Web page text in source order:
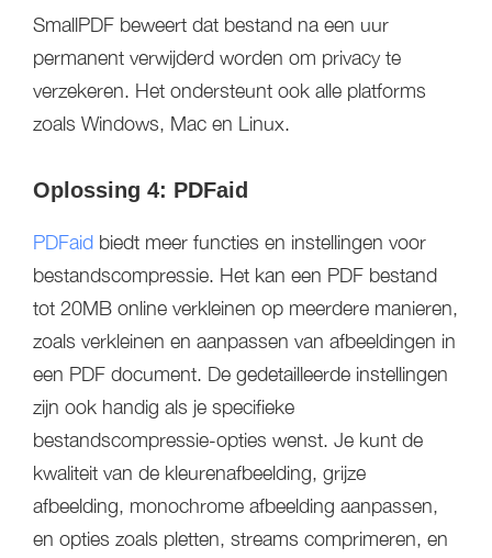
SmallPDF beweert dat bestand na een uur
permanent verwijderd worden om privacy te
verzekeren. Het ondersteunt ook alle platforms
zoals Windows, Mac en Linux.
Oplossing 4: PDFaid
PDFaid biedt meer functies en instellingen voor
bestandscompressie. Het kan een PDF bestand
tot 20MB online verkleinen op meerdere manieren,
zoals verkleinen en aanpassen van afbeeldingen in
een PDF document. De gedetailleerde instellingen
zijn ook handig als je specifieke
bestandscompressie-opties wenst. Je kunt de
kwaliteit van de kleurenafbeelding, grijze
afbeelding, monochrome afbeelding aanpassen,
en opties zoals pletten, streams comprimeren, en